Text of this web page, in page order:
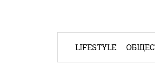
LIFESTYLE